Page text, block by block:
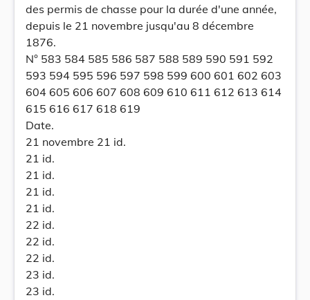
des permis de chasse pour la durée d'une année,
depuis le 21 novembre jusqu'au 8 décembre
1876.
N° 583 584 585 586 587 588 589 590 591 592
593 594 595 596 597 598 599 600 601 602 603
604 605 606 607 608 609 610 611 612 613 614
615 616 617 618 619
Date.
21 novembre 21 id.
21 id.
21 id.
21 id.
21 id.
22 id.
22 id.
22 id.
23 id.
23 id.